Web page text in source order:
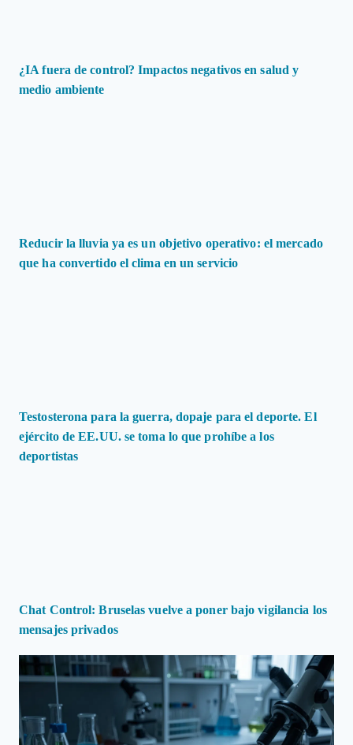
¿IA fuera de control? Impactos negativos en salud y
medio ambiente
Reducir la lluvia ya es un objetivo operativo: el mercado
que ha convertido el clima en un servicio
Testosterona para la guerra, dopaje para el deporte. El
ejército de EE.UU. se toma lo que prohíbe a los
deportistas
Chat Control: Bruselas vuelve a poner bajo vigilancia los
mensajes privados